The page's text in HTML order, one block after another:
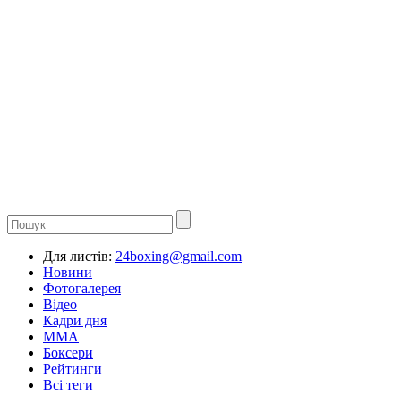
Для листів: 24boxing@gmail.com
Новини
Фотогалерея
Відео
Кадри дня
ММА
Боксери
Рейтинги
Всі теги